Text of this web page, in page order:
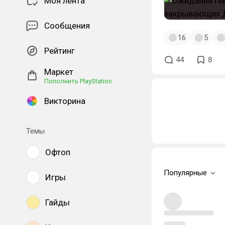
Сообщения
Рейтинг
Маркет
Пополнить PlayStation
Викторина
Темы
Офтоп
Игры
Гайды
16 5
44 8
Популярные